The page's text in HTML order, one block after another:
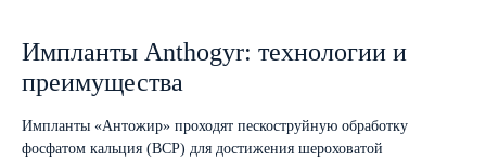
Импланты Anthogyr: технологии и
преимущества
Импланты «Антожир» проходят пескоструйную обработку
фосфатом кальция (BCP) для достижения шероховатой